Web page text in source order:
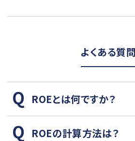
よくある質問
ROEとは何ですか？
ROEの計算方法は？